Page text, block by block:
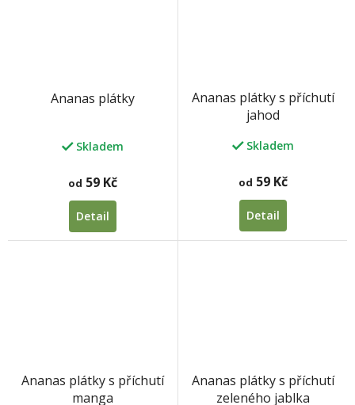
Ananas plátky
Skladem
od 59 Kč
Detail
Ananas plátky s příchutí
jahod
Skladem
od 59 Kč
Detail
Ananas plátky s příchutí
manga
Ananas plátky s příchutí
zeleného jablka